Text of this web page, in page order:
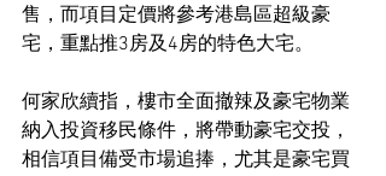
售，而項目定價將參考港島區超級豪
宅，重點推3房及4房的特色大宅。
何家欣續指，樓市全面撤辣及豪宅物業
納入投資移民條件，將帶動豪宅交投，
相信項目備受市場追捧，尤其是豪宅買